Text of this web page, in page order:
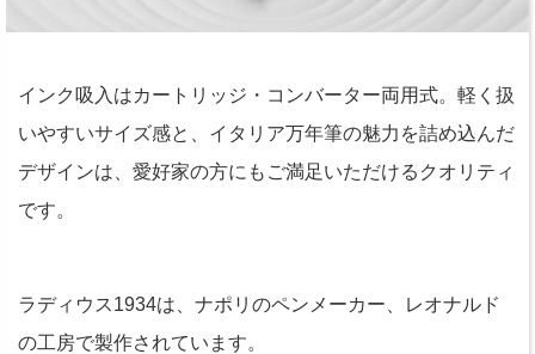
インク吸入はカートリッジ・コンバーター両用式。軽く扱
いやすいサイズ感と、イタリア万年筆の魅力を詰め込んだ
デザインは、愛好家の方にもご満足いただけるクオリティ
です。
ラディウス1934は、ナポリのペンメーカー、レオナルド
の工房で製作されています。